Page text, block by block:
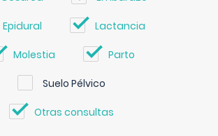
Epidural Lactancia
Molestia Parto
Suelo Pélvico
Otras consultas